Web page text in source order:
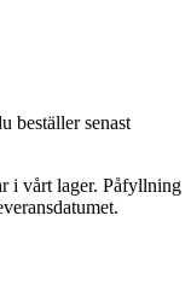
beställer senast
i vårt lager. Påfyllning